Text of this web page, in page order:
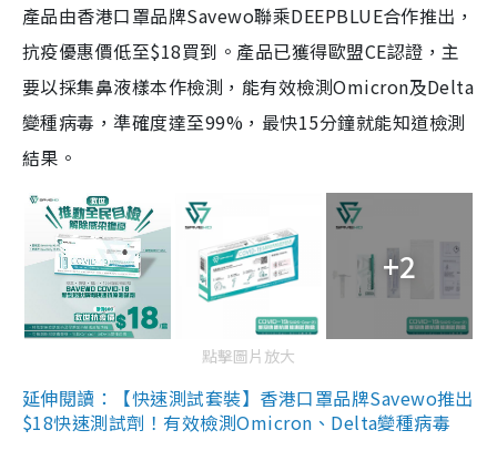
產品由香港口罩品牌Savewo聯乘DEEPBLUE合作推出，
抗疫優惠價低至$18買到。產品已獲得歐盟CE認證，主
要以採集鼻液樣本作檢測，能有效檢測Omicron及Delta
變種病毒，準確度達至99%，最快15分鐘就能知道檢測
結果。
+2
點擊圖片放大
延伸閱讀：【快速測試套裝】香港口罩品牌Savewo推出
$18快速測試劑！有效檢測Omicron、Delta變種病毒